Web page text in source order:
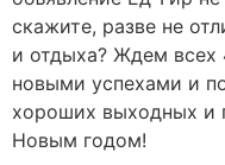
скажите, разве не
и отдыха? Ждем всех
новыми успехами и
хороших выходных и
Новым годом!